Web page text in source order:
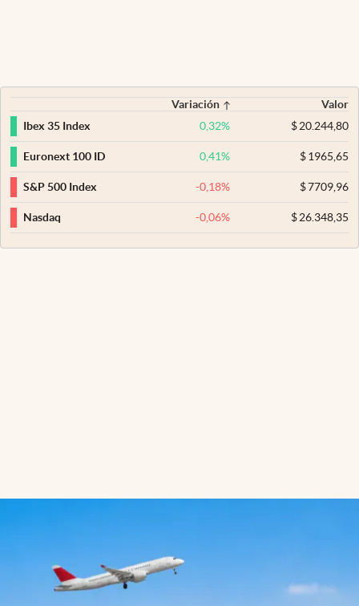
Variación
Valor
Ibex 35 Index
0,32% $20.244,80
Euronext 100 ID 0,41% $1965,65
S&P 500 Index -0,18% $7709,96
Nasdaq -0,06% $26.348,35